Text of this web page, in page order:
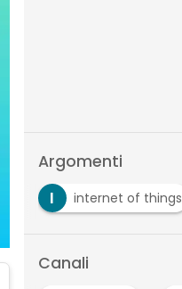
Argomenti
I internet of things
Canali